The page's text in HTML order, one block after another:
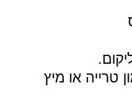
טרייה או מיץ